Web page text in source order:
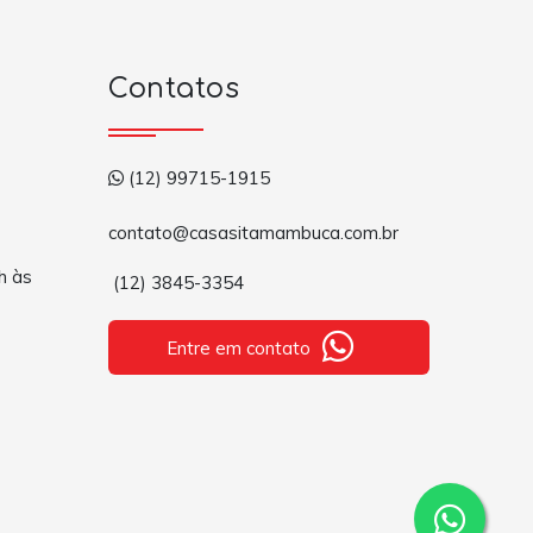
às
Contatos
(12) 99715-1915
contato@casasitamambuca.com.br
(12) 3845-3354
Entre em contato